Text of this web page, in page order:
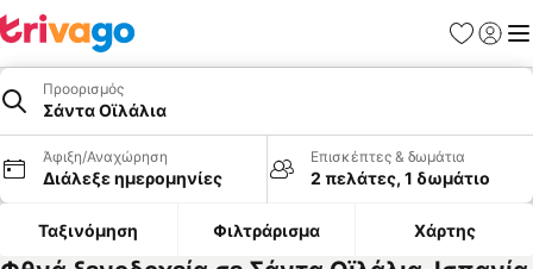
Προορισμός
Σάντα Οϊλάλια
Άφιξη/Αναχώρηση
Διάλεξε ημερομηνίες
Επισκέπτες & δωμάτια
2 πελάτες, 1 δωμάτιο
Ταξινόμηση Φιλτράρισμα Χάρτης